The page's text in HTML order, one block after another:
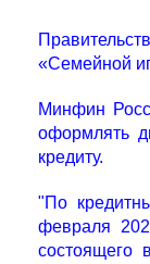
«Семейной
Минфин
оформлять
кредиту.
"По
февраля
состоящего